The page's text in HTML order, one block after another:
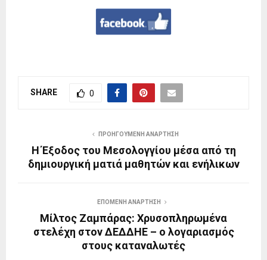
SHARE 0
ΠΡΟΗΓΟΎΜΕΝΗ ΑΝΆΡΤΗΣΗ
Η Έξοδος του Μεσολογγίου μέσα από τη
δημιουργική ματιά μαθητών και ενήλικων
ΕΠΌΜΕΝΗ ΑΝΆΡΤΗΣΗ
Μίλτος Ζαμπάρας: Χρυσοπληρωμένα
στελέχη στον ΔΕΔΔΗΕ – ο λογαριασμός
στους καταναλωτές